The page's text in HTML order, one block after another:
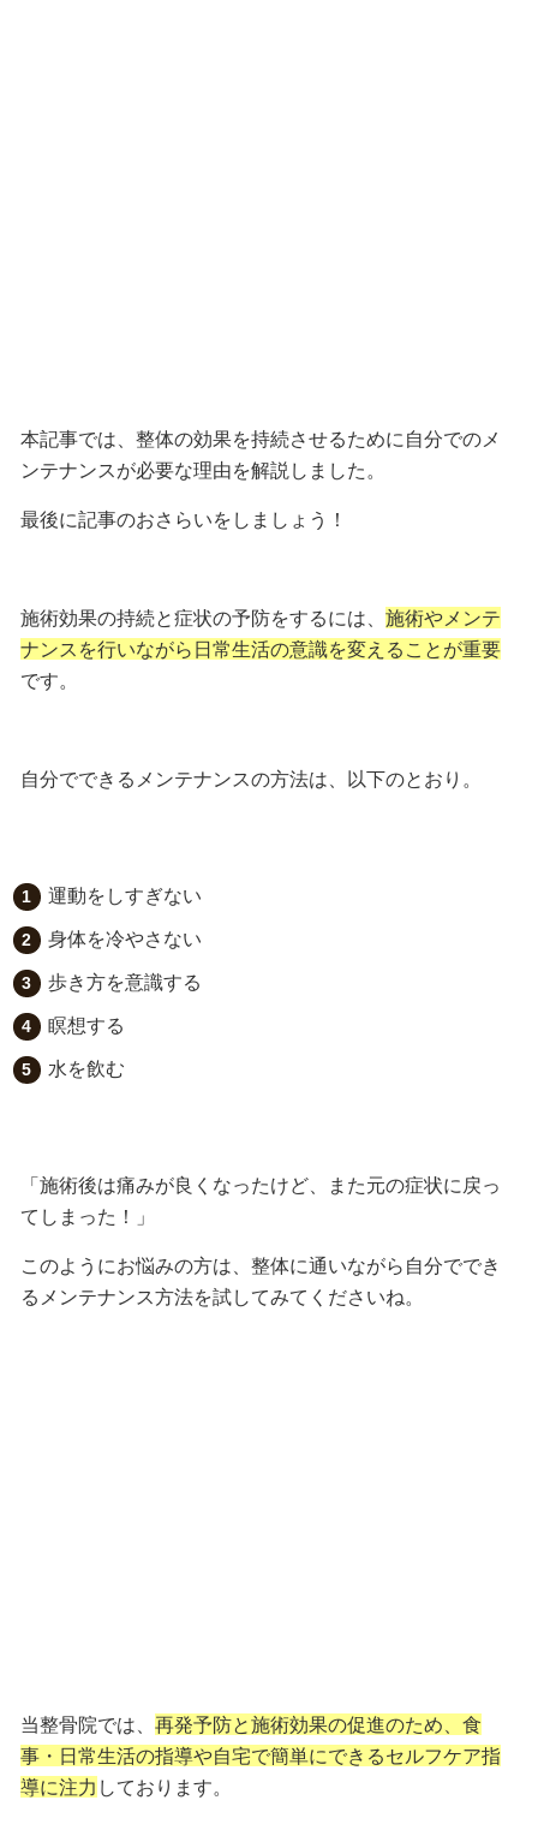
本記事では、整体の効果を持続させるために自分でのメ
ンテナンスが必要な理由を解説しました。
最後に記事のおさらいをしましょう！
施術効果の持続と症状の予防をするには、 施術やメンテ
ナンスを行いながら日常生活の意識を変えることが重要
です。
自分でできるメンテナンスの方法は、以下のとおり。
運動をしすぎない
身体を冷やさない
歩き方を意識する
瞑想する
水を飲む
「施術後は痛みが良くなったけど、また元の症状に戻っ
てしまった！」
このようにお悩みの方は、整体に通いながら自分ででき
るメンテナンス方法を試してみてくださいね。
当整骨院では、 再発予防と施術効果の促進のため、食
事・日常生活の指導や自宅で簡単にできるセルフケア指
導に注力 しております。